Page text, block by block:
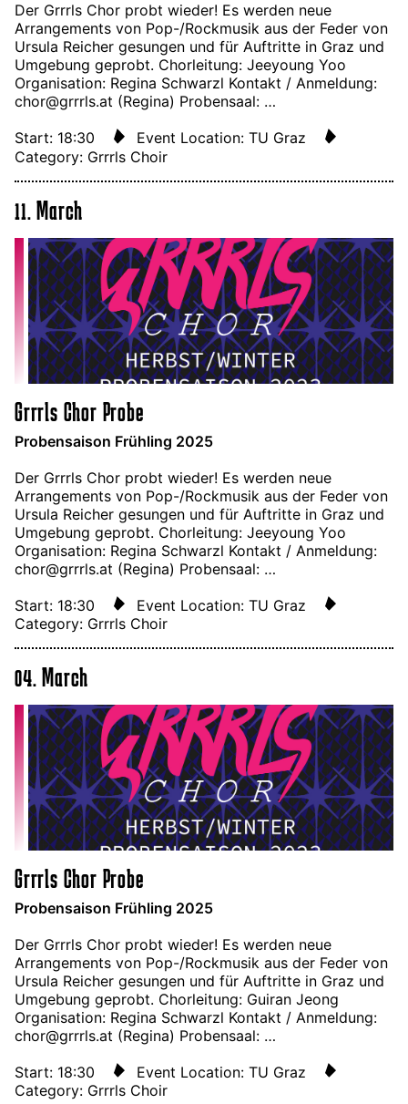
Der Grrrls Chor probt wieder! Es werden neue
Arrangements von Pop-/Rockmusik aus der Feder von
Ursula Reicher gesungen und für Auftritte in Graz und
Umgebung geprobt. Chorleitung: Jeeyoung Yoo
Organisation: Regina Schwarzl Kontakt / Anmeldung:
chor@grrrls.at (Regina) Probensaal: …
Start: 18:30
Event Location: TU Graz
Category: Grrrls Choir
11. March
Grrrls Chor Probe
Probensaison Frühling 2025
Der Grrrls Chor probt wieder! Es werden neue
Arrangements von Pop-/Rockmusik aus der Feder von
Ursula Reicher gesungen und für Auftritte in Graz und
Umgebung geprobt. Chorleitung: Jeeyoung Yoo
Organisation: Regina Schwarzl Kontakt / Anmeldung:
chor@grrrls.at (Regina) Probensaal: …
Start: 18:30
Event Location: TU Graz
Category: Grrrls Choir
04. March
Grrrls Chor Probe
Probensaison Frühling 2025
Der Grrrls Chor probt wieder! Es werden neue
Arrangements von Pop-/Rockmusik aus der Feder von
Ursula Reicher gesungen und für Auftritte in Graz und
Umgebung geprobt. Chorleitung: Guiran Jeong
Organisation: Regina Schwarzl Kontakt / Anmeldung:
chor@grrrls.at (Regina) Probensaal: …
Start: 18:30
Event Location: TU Graz
Category: Grrrls Choir